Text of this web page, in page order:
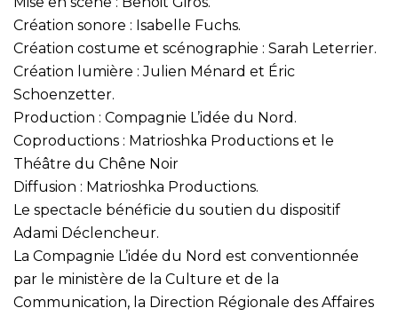
Création sonore : Isabelle Fuchs.
Création costume et scénographie : Sarah Leterrier.
Création lumière : Julien Ménard et Éric
Schoenzetter.
Production : Compagnie L’idée du Nord.
Coproductions : Matrioshka Productions et le
Théâtre du Chêne Noir
Diffusion : Matrioshka Productions.
Le spectacle bénéficie du soutien du dispositif
Adami Déclencheur.
La Compagnie L’idée du Nord est conventionnée
par le ministère de la Culture et de la
Communication, la Direction Régionale des Affaires